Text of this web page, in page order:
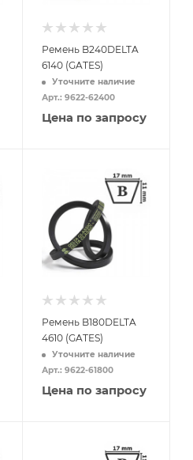
Ремень B240DELTA
6140 (GATES)
Уточните наличие
Арт.: 9622-62400
Цена по запросу
Ремень B180DELTA
4610 (GATES)
Уточните наличие
Арт.: 9622-61800
Цена по запросу